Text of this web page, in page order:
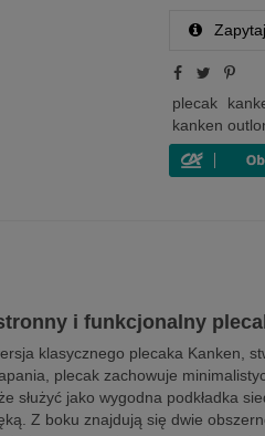
plecak
kanken
i funkcjonalny
klasycznego plecaka Kanken,
plecak zachowuje
służyć jako wygodna podkładka
Z boku znajdują się dwie